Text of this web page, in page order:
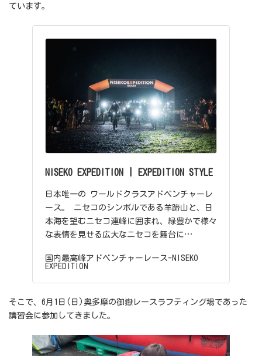
ています。
NISEKO EXPEDITION | EXPEDITION STYLE
日本唯一の ワールドクラスアドベンチャーレ
ース。 ニセコのシンボルである羊蹄山と、日
本海を望むニセコ連峰に囲まれ、緑豊かで様々
な表情を見せる広大なニセコを舞台に…
国内最高峰アドベンチャーレース-NISEKO
EXPEDITION
そこで、6月1日(日)奥多摩の御嶽レースラフティング場であった
講習会に参加してきました。